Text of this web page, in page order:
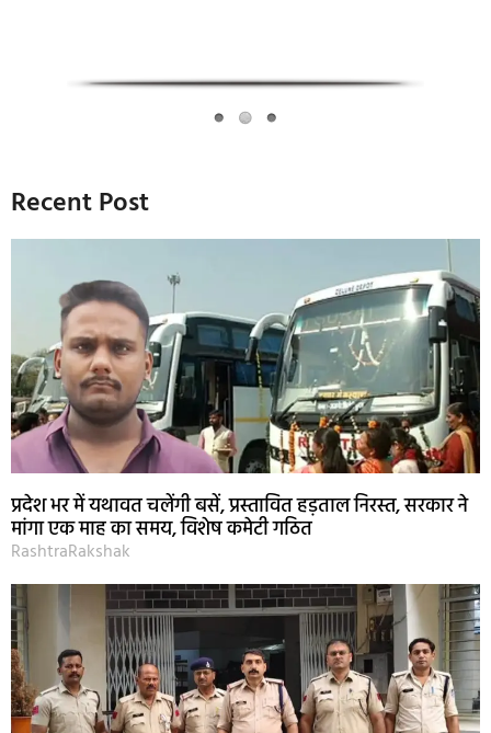
Recent Post
प्रदेश भर में यथावत चलेंगी बसें, प्रस्तावित हड़ताल निरस्त, सरकार ने
मांगा एक माह का समय, विशेष कमेटी गठित
RashtraRakshak